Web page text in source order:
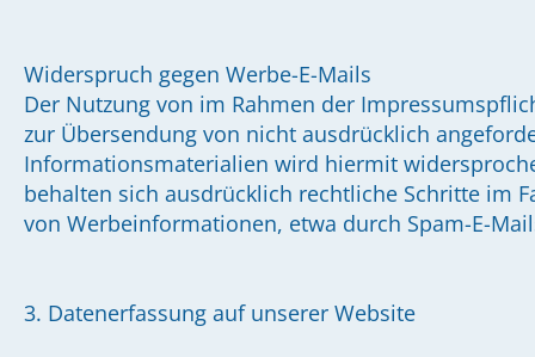
Widerspruch gegen Werbe-E-Mails
Der Nutzung von im Rahmen der
zur Übersendung von nicht ausdrücklich
Informationsmaterialien wird hiermit
behalten sich ausdrücklich rechtliche Schritte im
von Werbeinformationen, etwa durch Spam-E-
3. Datenerfassung auf unserer Website